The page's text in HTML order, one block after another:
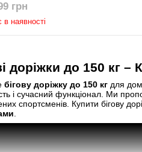
доріжки до 150 кг –
бігову доріжку до 150 кг для
і сучасний функціонал. Ми
спортсменів. Купити бігову
грн
в наявності